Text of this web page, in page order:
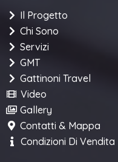
Il Progetto
Chi Sono
Servizi
GMT
Gattinoni Travel
Video
Gallery
Contatti & Mappa
Condizioni Di Vendita